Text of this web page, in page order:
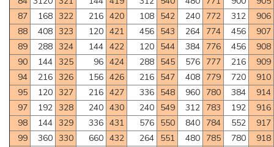
87
168 322 216 420 108 542 240 772 312
906
88
408 323 120 421 456 543 264 774 456
907
89
288 324 144 422 120 544 384 776 456
908
90
144 325 96 424 288 545 576 777 216
909
94
216 326 156 426 216 547 408 779 720
910
95
120 327 216 427 336 548 960 780 384
914
97
192 328 240 430 240 549 312 783 192
916
98
144 329 336 431 576 550 840 784 552
917
99
360 330 660 432 264 551 480 785 780
918